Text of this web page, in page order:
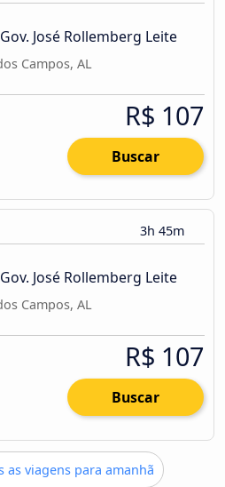
José Rollemberg Leite
Campos, AL
R$ 107
Buscar
3h 45m
José Rollemberg Leite
Campos, AL
R$ 107
Buscar
as viagens para amanhã